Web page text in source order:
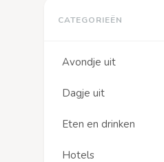
Avondje uit
Dagje uit
Eten en drinken
Hotels